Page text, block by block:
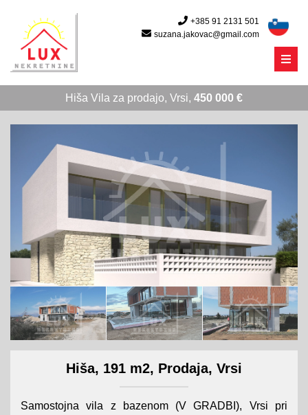
+385 91 2131 501
suzana.jakovac@gmail.com
Menu
Hiša Vila za prodajo, Vrsi, 450 000 €
Hiša, 191 m2, Prodaja, Vrsi
Samostojna vila z bazenom (V GRADBI), Vrsi pri